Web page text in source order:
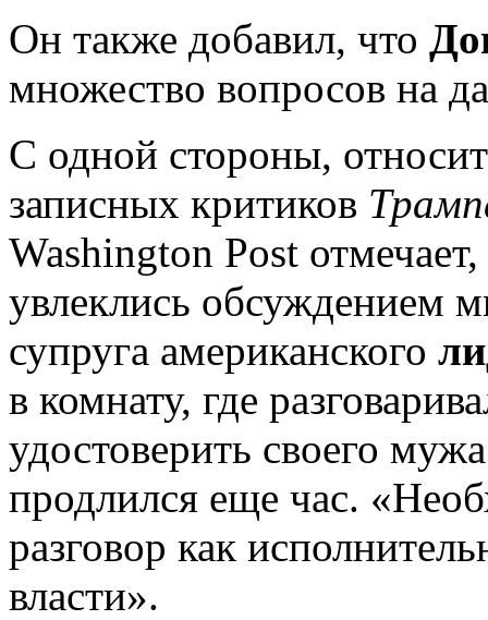
Он также добавил, что
множество вопросов на
С одной стороны,
записных критиков
Washington Post
увлеклись обсуждением
супруга американского
в комнату, где
удостоверить своего
продлился еще час.
разговор как
власти».